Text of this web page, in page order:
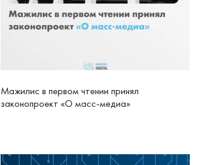
Мажилис в первом чтении принял
законопроект «О масс-медиа»